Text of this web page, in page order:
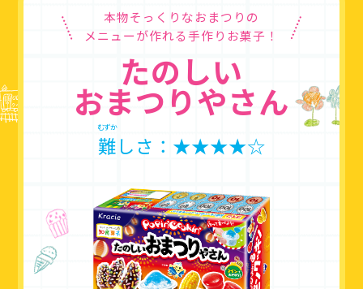
本物そっくりなおまつりの
メニューが作れる手作りお菓子！
たのしい
おまつりやさん
難
むずか
しさ：★★★★☆